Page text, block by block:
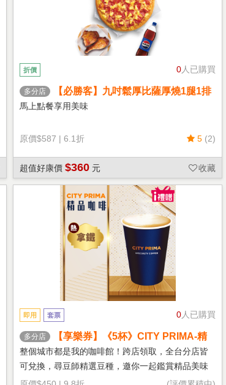
0人已購買
折價
多分店
【必勝客】九吋鬆厚比薩厚燒1腿1排
套餐 享樂券
馬上點餐享用美味
原價$587 | 6.1折 5 (2)
超值好康價 $360 元 收藏
0人已購買
即用 套票
多分店
【享樂券】《5杯》CITY PRIMA-精
品拿鐵(中杯-熱)
整個城市都是我的咖啡館！跨店領取，全台分店皆
可兌換，尋豆師精選豆種，邀你一起鑑賞精品美味